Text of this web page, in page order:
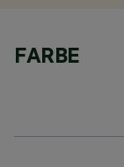
FARBE